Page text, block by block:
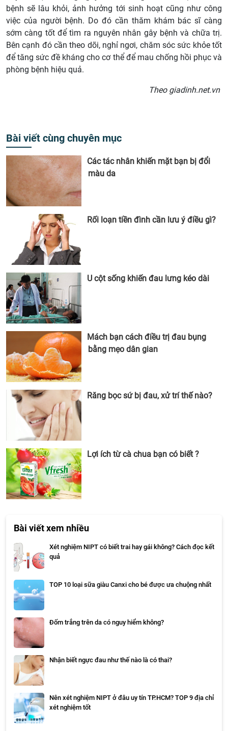
bệnh sẽ lâu khỏi, ảnh hưởng tới sinh hoạt cũng như công
việc của người bệnh. Do đó cần thăm khám bác sĩ càng
sớm càng tốt để tìm ra nguyên nhân gây bệnh và chữa trị.
Bên cạnh đó cần theo dõi, nghỉ ngơi, chăm sóc sức khỏe tốt
để tăng sức đề kháng cho cơ thể để mau chống hồi phục và
phòng bệnh hiệu quả.
Theo giadinh.net.vn
Bài viết cùng chuyên mục
Các tác nhân khiến mặt bạn bị đổi
màu da
Rối loạn tiền đình cần lưu ý điều gì?
U cột sống khiến đau lưng kéo dài
Mách bạn cách điều trị đau bụng
bằng mẹo dân gian
Răng bọc sứ bị đau, xử trí thế nào?
Lợi ích từ cà chua bạn có biết ?
Bài viết xem nhiều
Xét nghiệm NIPT có biết trai hay gái không? Cách đọc kết
quả
TOP 10 loại sữa giàu Canxi cho bé được ưa chuộng nhất
Đốm trắng trên da có nguy hiểm không?
Nhận biết ngực đau như thế nào là có thai?
Nên xét nghiệm NIPT ở đâu uy tín TP.HCM? TOP 9 địa chỉ
xét nghiệm tốt